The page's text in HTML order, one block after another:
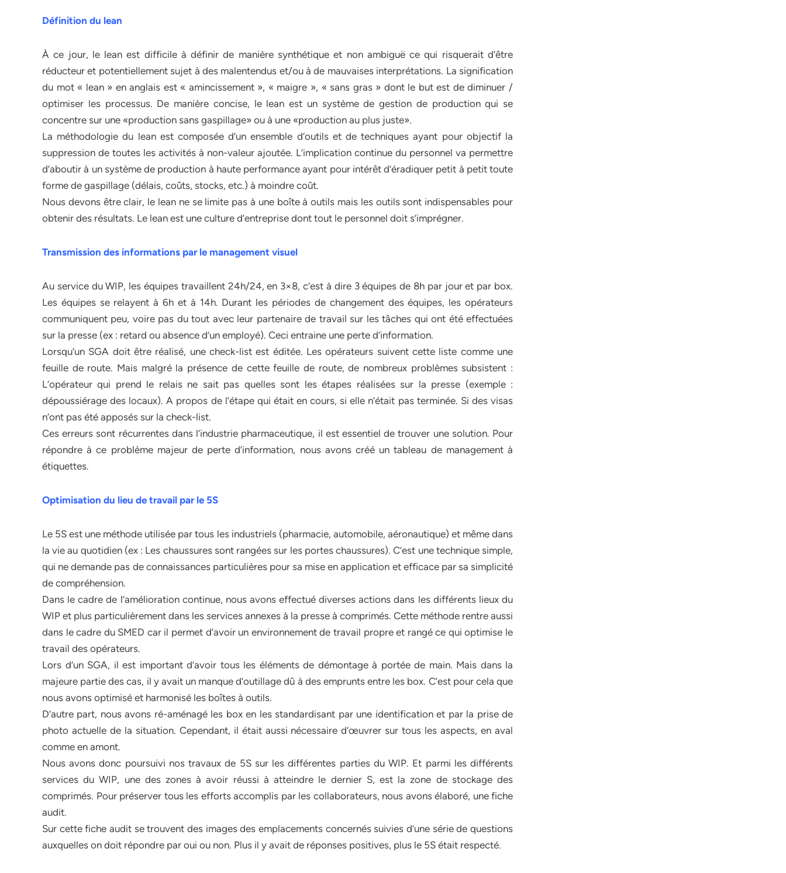
Définition du lean
À ce jour, le lean est difficile à définir de manière synthétique et non ambiguë ce qui risquerait d’être
réducteur et potentiellement sujet à des malentendus et/ou à de mauvaises interprétations. La signification
du mot « lean » en anglais est « amincissement », « maigre », « sans gras » dont le but est de diminuer /
optimiser les processus. De manière concise, le lean est un système de gestion de production qui se
concentre sur une «production sans gaspillage» ou à une «production au plus juste».
La méthodologie du lean est composée d’un ensemble d’outils et de techniques ayant pour objectif la
suppression de toutes les activités à non-valeur ajoutée. L’implication continue du personnel va permettre
d’aboutir à un système de production à haute performance ayant pour intérêt d’éradiquer petit à petit toute
forme de gaspillage (délais, coûts, stocks, etc.) à moindre coût.
Nous devons être clair, le lean ne se limite pas à une boîte à outils mais les outils sont indispensables pour
obtenir des résultats. Le lean est une culture d’entreprise dont tout le personnel doit s’imprégner.
Transmission des informations par le management visuel
Au service du WIP, les équipes travaillent 24h/24, en 3×8, c’est à dire 3 équipes de 8h par jour et par box.
Les équipes se relayent à 6h et à 14h. Durant les périodes de changement des équipes, les opérateurs
communiquent peu, voire pas du tout avec leur partenaire de travail sur les tâches qui ont été effectuées
sur la presse (ex : retard ou absence d’un employé). Ceci entraine une perte d’information.
Lorsqu’un SGA doit être réalisé, une check-list est éditée. Les opérateurs suivent cette liste comme une
feuille de route. Mais malgré la présence de cette feuille de route, de nombreux problèmes subsistent :
L’opérateur qui prend le relais ne sait pas quelles sont les étapes réalisées sur la presse (exemple :
dépoussiérage des locaux). A propos de l’étape qui était en cours, si elle n’était pas terminée. Si des visas
n’ont pas été apposés sur la check-list.
Ces erreurs sont récurrentes dans l’industrie pharmaceutique, il est essentiel de trouver une solution. Pour
répondre à ce problème majeur de perte d’information, nous avons créé un tableau de management à
étiquettes.
Optimisation du lieu de travail par le 5S
Le 5S est une méthode utilisée par tous les industriels (pharmacie, automobile, aéronautique) et même dans
la vie au quotidien (ex : Les chaussures sont rangées sur les portes chaussures). C’est une technique simple,
qui ne demande pas de connaissances particulières pour sa mise en application et efficace par sa simplicité
de compréhension.
Dans le cadre de l’amélioration continue, nous avons effectué diverses actions dans les différents lieux du
WIP et plus particulièrement dans les services annexes à la presse à comprimés. Cette méthode rentre aussi
dans le cadre du SMED car il permet d’avoir un environnement de travail propre et rangé ce qui optimise le
travail des opérateurs.
Lors d’un SGA, il est important d’avoir tous les éléments de démontage à portée de main. Mais dans la
majeure partie des cas, il y avait un manque d’outillage dû à des emprunts entre les box. C’est pour cela que
nous avons optimisé et harmonisé les boîtes à outils.
D’autre part, nous avons ré-aménagé les box en les standardisant par une identification et par la prise de
photo actuelle de la situation. Cependant, il était aussi nécessaire d’œuvrer sur tous les aspects, en aval
comme en amont.
Nous avons donc poursuivi nos travaux de 5S sur les différentes parties du WIP. Et parmi les différents
services du WIP, une des zones à avoir réussi à atteindre le dernier S, est la zone de stockage des
comprimés. Pour préserver tous les efforts accomplis par les collaborateurs, nous avons élaboré, une fiche
audit.
Sur cette fiche audit se trouvent des images des emplacements concernés suivies d’une série de questions
auxquelles on doit répondre par oui ou non. Plus il y avait de réponses positives, plus le 5S était respecté.